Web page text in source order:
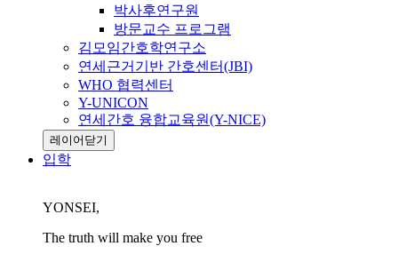
박사후연구원
방문교수 프로그램
김모임간호학연구소
연세근거기반 간호센터(JBI)
WHO 협력센터
Y-UNICON
연세간호 융합교육원(Y-NICE)
레이어닫기
입학
YONSEI,
The truth will make you free